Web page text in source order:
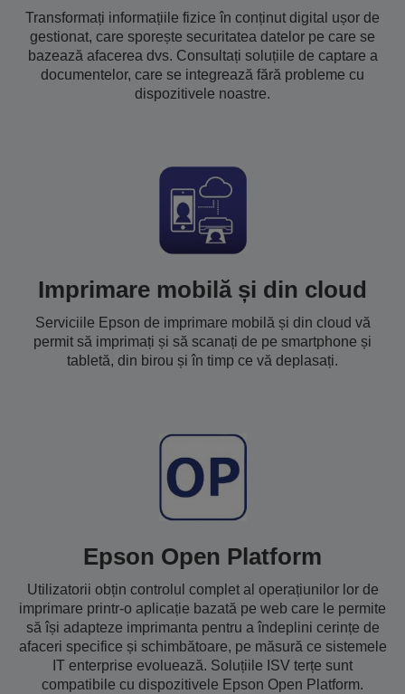
Transformați informațiile fizice în conținut digital ușor de
gestionat, care sporește securitatea datelor pe care se
bazează afacerea dvs. Consultați soluțiile de captare a
documentelor, care se integrează fără probleme cu
dispozitivele noastre.
Imprimare mobilă și din cloud
Serviciile Epson de imprimare mobilă și din cloud vă
permit să imprimați și să scanați de pe smartphone și
tabletă, din birou și în timp ce vă deplasați.
Epson Open Platform
Utilizatorii obțin controlul complet al operațiunilor lor de
imprimare printr-o aplicație bazată pe web care le permite
să își adapteze imprimanta pentru a îndeplini cerințe de
afaceri specifice și schimbătoare, pe măsură ce sistemele
IT enterprise evoluează. Soluțiile ISV terțe sunt
compatibile cu dispozitivele Epson Open Platform.